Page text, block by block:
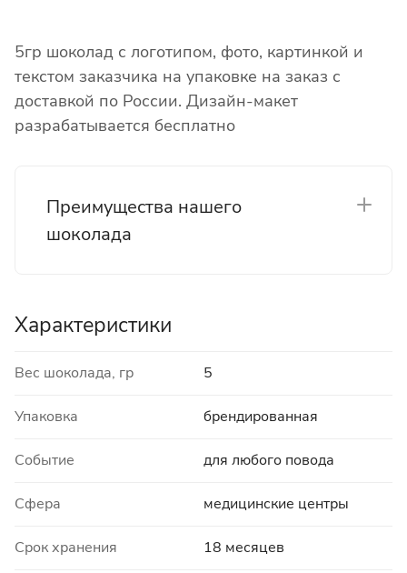
5гр шоколад с логотипом, фото, картинкой и
текстом заказчика на упаковке на заказ с
доставкой по России. Дизайн-макет
разрабатывается бесплатно
Преимущества нашего
шоколада
Характеристики
Вес шоколада, гр 5
Упаковка брендированная
Событие для любого повода
Сфера медицинские центры
Срок хранения 18 месяцев